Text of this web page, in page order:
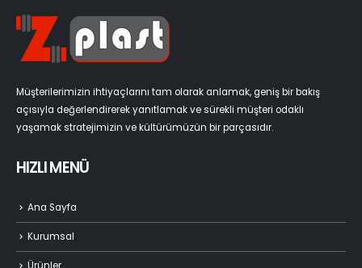
Müşterilerimizin ihtiyaçlarını tam olarak anlamak, geniş bir bakış
açısıyla değerlendirerek yanıtlamak ve sürekli müşteri odaklı
yaşamak stratejimizin ve kültürümüzün bir parçasıdır.
HIZLI MENÜ
Ana Sayfa
Kurumsal